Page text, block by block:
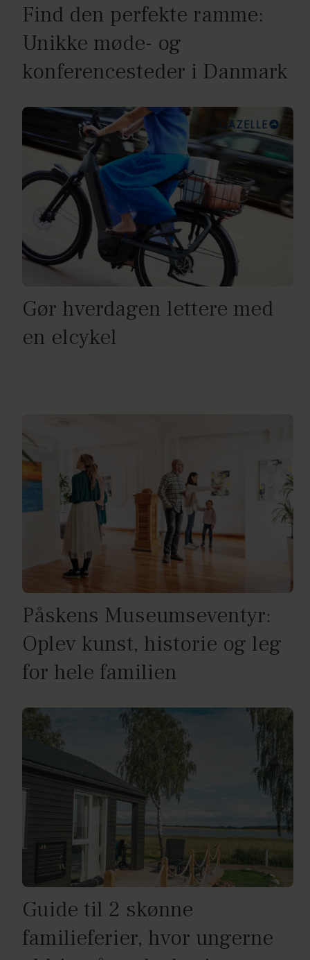
Find den perfekte ramme:
Unikke møde- og
konferencesteder i Danmark
Gør hverdagen lettere med
en elcykel
Påskens Museumseventyr:
Oplev kunst, historie og leg
for hele familien
Guide til 2 skønne
familieferier, hvor ungerne